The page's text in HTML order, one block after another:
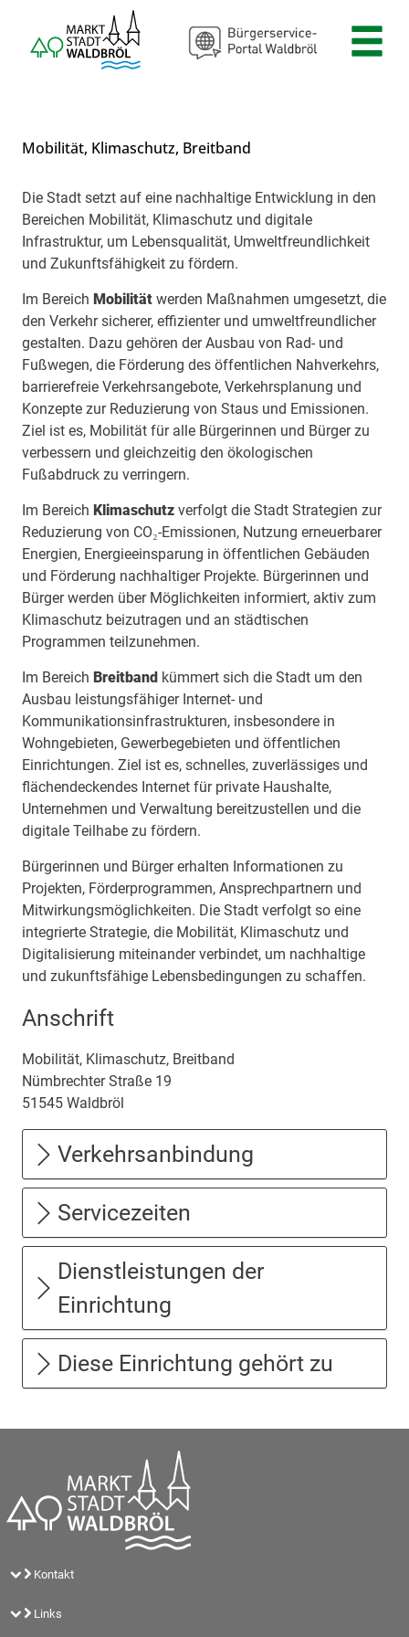
Zum Hauptinhalt springen
Mobilität, Klimaschutz, Breitband
Beschreibung
Die Stadt setzt auf eine nachhaltige Entwicklung in den
Bereichen Mobilität, Klimaschutz und digitale
Infrastruktur, um Lebensqualität, Umweltfreundlichkeit
und Zukunftsfähigkeit zu fördern.
Im Bereich Mobilität werden Maßnahmen umgesetzt, die
den Verkehr sicherer, effizienter und umweltfreundlicher
gestalten. Dazu gehören der Ausbau von Rad- und
Fußwegen, die Förderung des öffentlichen Nahverkehrs,
barrierefreie Verkehrsangebote, Verkehrsplanung und
Konzepte zur Reduzierung von Staus und Emissionen.
Ziel ist es, Mobilität für alle Bürgerinnen und Bürger zu
verbessern und gleichzeitig den ökologischen
Fußabdruck zu verringern.
Im Bereich Klimaschutz verfolgt die Stadt Strategien zur
Reduzierung von CO₂-Emissionen, Nutzung erneuerbarer
Energien, Energieeinsparung in öffentlichen Gebäuden
und Förderung nachhaltiger Projekte. Bürgerinnen und
Bürger werden über Möglichkeiten informiert, aktiv zum
Klimaschutz beizutragen und an städtischen
Programmen teilzunehmen.
Im Bereich Breitband kümmert sich die Stadt um den
Ausbau leistungsfähiger Internet- und
Kommunikationsinfrastrukturen, insbesondere in
Wohngebieten, Gewerbegebieten und öffentlichen
Einrichtungen. Ziel ist es, schnelles, zuverlässiges und
flächendeckendes Internet für private Haushalte,
Unternehmen und Verwaltung bereitzustellen und die
digitale Teilhabe zu fördern.
Bürgerinnen und Bürger erhalten Informationen zu
Projekten, Förderprogrammen, Ansprechpartnern und
Mitwirkungsmöglichkeiten. Die Stadt verfolgt so eine
integrierte Strategie, die Mobilität, Klimaschutz und
Digitalisierung miteinander verbindet, um nachhaltige
und zukunftsfähige Lebensbedingungen zu schaffen.
Anschrift
Mobilität, Klimaschutz, Breitband
Nümbrechter Straße 19
51545 Waldbröl
Verkehrsanbindung
Servicezeiten
Dienstleistungen der
Einrichtung
Diese Einrichtung gehört zu
Kontakt
Links